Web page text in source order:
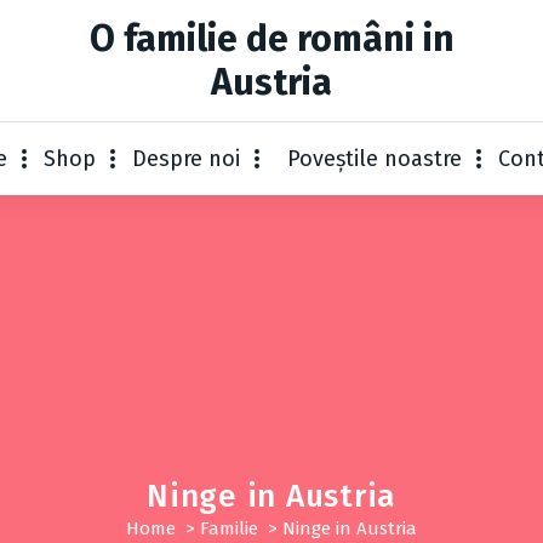
O familie de români in
Austria
Shop Despre noi Poveștile noastre
Ninge in Austria
Home > Familie > Ninge in Austria